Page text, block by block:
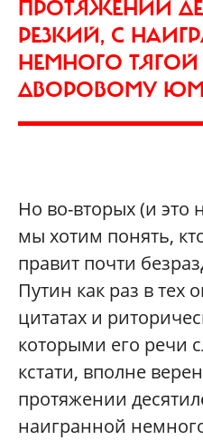
ПРОТЯЖЕНИИ
РЕЗКИЙ, С
НЕМНОГО ТЯГОЙ
ДВОРОВОМУ
Но во-вторых (и это
мы хотим понять,
правит почти
Путин как раз в тех
цитатах и
которыми его речи
кстати, вполне
протяжении
наигранной